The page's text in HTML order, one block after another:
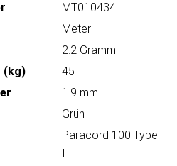
MT010434
Meter
2.2 Gramm
(kg)
45
1.9 mm
Grün
Paracord 100 Type
I